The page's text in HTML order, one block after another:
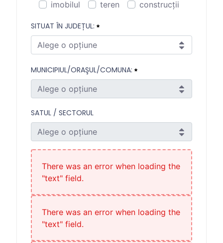
imobilul teren
construcții
Necesitat
SITUAT ÎN JUDEȚUL:
Alege o opțiune
Necesitat
MUNICIPIUL/ORAŞUL/COMUNA:
Alege o opțiune
Necesitat
SATUL / SECTORUL
Alege o opțiune
Satul / Sectorul
There was an error when loading the
"text" field.
There was an error when loading the
"text" field.